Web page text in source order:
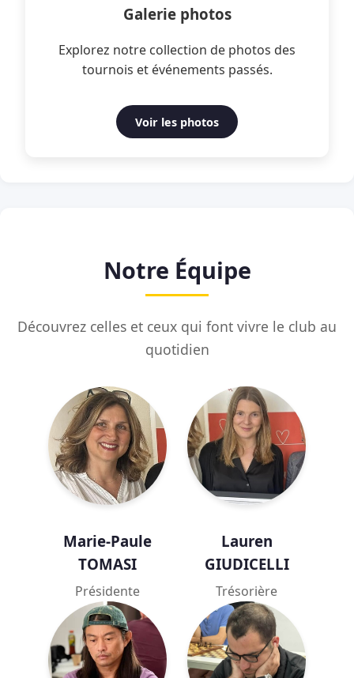
Galerie photos
Explorez notre collection de photos des
tournois et événements passés.
Voir les photos
Notre Équipe
Découvrez celles et ceux qui font vivre le club au
quotidien
Marie-Paule
TOMASI
Présidente
Lauren
GIUDICELLI
Trésorière